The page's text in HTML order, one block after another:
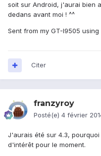
soit sur Android, j'aurai bien
dedans avant moi ! ^^
Sent from my GT-I9505 using
Citer
franzyroy
Posté(e) 4 février
J'aurais été sur 4.3,
d'intérêt pour le moment.